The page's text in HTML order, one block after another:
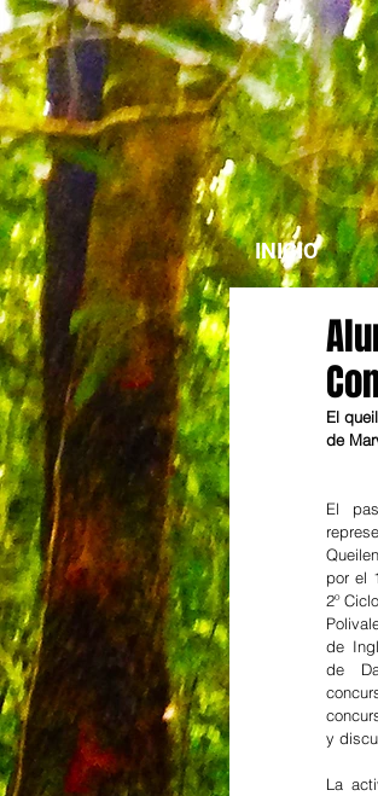
INICIO
El
de
El
por el
2º
de
de
y
La